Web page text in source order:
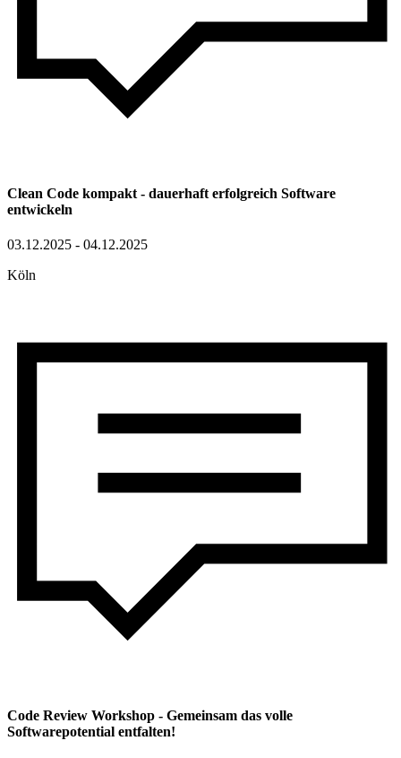
Clean Code kompakt - dauerhaft erfolgreich Software
entwickeln
03.12.2025 - 04.12.2025
Köln
Code Review Workshop - Gemeinsam das volle
Softwarepotential entfalten!